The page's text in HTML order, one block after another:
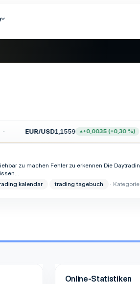
EUR/USD1,1559 +0,0035 (+0,30 %)
zu machen Fehler zu erkennen Die
kalendar trading tagebuch Kategorie:
Online-Statistiken